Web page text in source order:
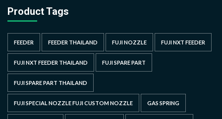
Product Tags
FEEDER FEEDER THAILAND FUJI NOZZLE FUJI NXT FEEDER
FUJI NXT FEEDER THAILAND FUJI SPARE PART
FUJI SPARE PART THAILAND
FUJI SPECIAL NOZZLE FUJI CUSTOM NOZZLE GAS SPRING